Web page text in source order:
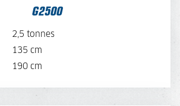
G2500
2,5 tonnes
135 cm
190 cm